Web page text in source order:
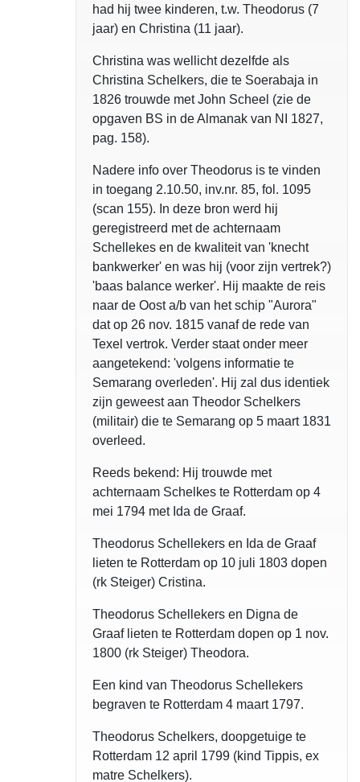
had hij twee kinderen, t.w. Theodorus (7
jaar) en Christina (11 jaar).
Christina was wellicht dezelfde als
Christina Schelkers, die te Soerabaja in
1826 trouwde met John Scheel (zie de
opgaven BS in de Almanak van NI 1827,
pag. 158).
Nadere info over Theodorus is te vinden
in toegang 2.10.50, inv.nr. 85, fol. 1095
(scan 155). In deze bron werd hij
geregistreerd met de achternaam
Schellekes en de kwaliteit van 'knecht
bankwerker' en was hij (voor zijn vertrek?)
'baas balance werker'. Hij maakte de reis
naar de Oost a/b van het schip "Aurora"
dat op 26 nov. 1815 vanaf de rede van
Texel vertrok. Verder staat onder meer
aangetekend: 'volgens informatie te
Semarang overleden'. Hij zal dus identiek
zijn geweest aan Theodor Schelkers
(militair) die te Semarang op 5 maart 1831
overleed.
Reeds bekend: Hij trouwde met
achternaam Schelkes te Rotterdam op 4
mei 1794 met Ida de Graaf.
Theodorus Schellekers en Ida de Graaf
lieten te Rotterdam op 10 juli 1803 dopen
(rk Steiger) Cristina.
Theodorus Schellekers en Digna de
Graaf lieten te Rotterdam dopen op 1 nov.
1800 (rk Steiger) Theodora.
Een kind van Theodorus Schellekers
begraven te Rotterdam 4 maart 1797.
Theodorus Schelkers, doopgetuige te
Rotterdam 12 april 1799 (kind Tippis, ex
matre Schelkers).